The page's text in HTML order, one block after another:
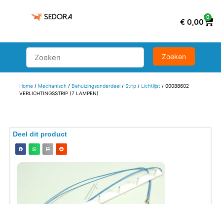
€ 0,00
0
Home/ Mechanisch/ Behuizingsonderdeel/ Strip/ Lichtlijst / 00088602
VERLICHTINGSSTRIP (7 LAMPEN)
Deel dit product